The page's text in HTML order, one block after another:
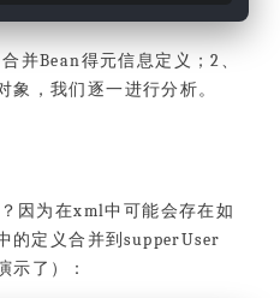
并Bean得元信息定义；2、
象，我们逐一进行分析。
因为在xml中可能会存在如
的定义合并到supperUser
示了）：